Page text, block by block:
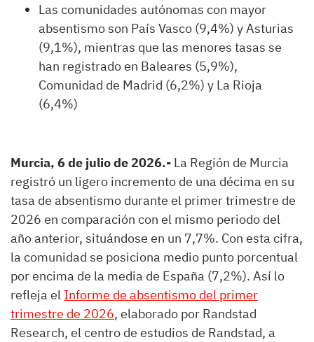
Las comunidades autónomas con mayor
absentismo son País Vasco (9,4%) y Asturias
(9,1%), mientras que las menores tasas se
han registrado en Baleares (5,9%),
Comunidad de Madrid (6,2%) y La Rioja
(6,4%)
Murcia, 6 de julio de 2026.- La Región de Murcia
registró un ligero incremento de una décima en su
tasa de absentismo durante el primer trimestre de
2026 en comparación con el mismo periodo del
año anterior, situándose en un 7,7%. Con esta cifra,
la comunidad se posiciona medio punto porcentual
por encima de la media de España (7,2%). Así lo
refleja el Informe de absentismo del primer
trimestre de 2026, elaborado por Randstad
Research, el centro de estudios de Randstad, a